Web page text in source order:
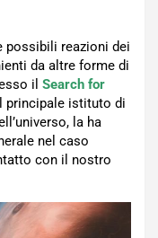
possibili reazioni dei
da altre forme di
il Search for
principale istituto di
la ha
nel caso
con il nostro